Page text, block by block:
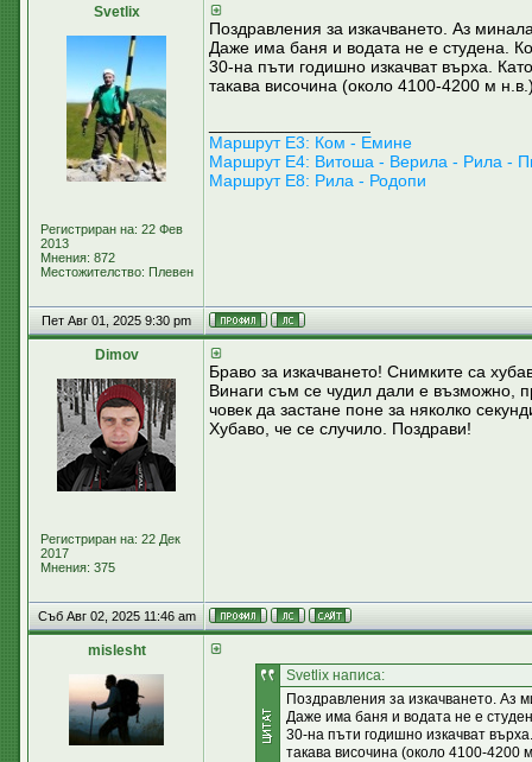
Svetlix
Регистриран на: 22 Фев
2013
Мнения: 872
Местожителство: Плевен
Поздравления за изкачването. Аз
Даже има баня и водата не е студена.
30-на пъти годишно изкачват върха.
такава височина (около 4100-4200 м
Маршрут E3: Ком - Емине
Маршрут Е4: Витоша - Верила - Рила -
Маршрут Е8: Рила - Родопи
Пет Авг 01, 2025 9:30 pm
Dimov
Регистриран на: 22 Дек
2017
Мнения: 375
Браво за изкачването! Снимките са
Винаги съм се чудил дали е възможно,
човек да застане поне за няколко
Хубаво, че се случило. Поздрави!
Съб Авг 02, 2025 11:46 am
mislesht
Svetlix написа:
Поздравления за изкачването. Аз
Даже има баня и водата не е
30-на пъти годишно изкачват
такава височина (около 4100-4200